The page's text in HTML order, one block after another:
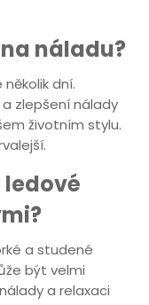
náladu?
dní.
zlepšení nálady
životním stylu.
ledové
a studené
být velmi
a relaxaci